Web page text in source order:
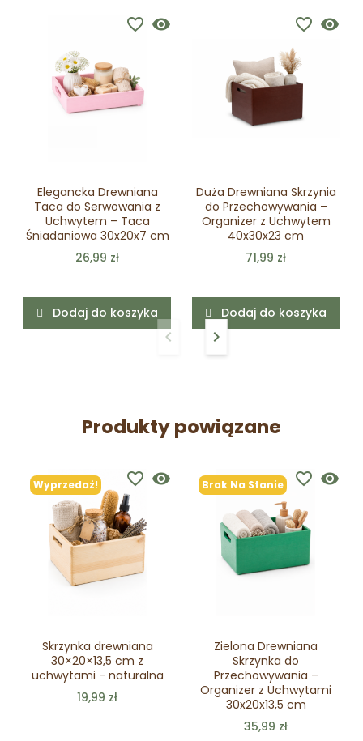
visibility
favorite_border
Elegancka Drewniana
Taca do Serwowania z
Uchwytem – Taca
Śniadaniowa 30x20x7 cm
26,99 zł
Dodaj do koszyka
visibility
favorite_border
Duża Drewniana Skrzynia
do Przechowywania –
Organizer z Uchwytem
40x30x23 cm
71,99 zł
Dodaj do koszyka
Poprzedni
keyboard_arrow_left Następny
keyboard_arrow_right
Produkty powiązane
Wyprzedaż! visibility
favorite_border
Skrzynka drewniana
30×20×13,5 cm z
uchwytami - naturalna
19,99 zł
Brak Na Stanie visibility
favorite_border
Zielona Drewniana
Skrzynka do
Przechowywania –
Organizer z Uchwytami
30x20x13,5 cm
35,99 zł